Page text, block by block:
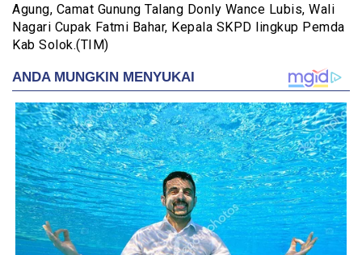
Agung, Camat Gunung Talang Donly Wance Lubis, Wali
Nagari Cupak Fatmi Bahar, Kepala SKPD lingkup Pemda
Kab Solok.(TIM)